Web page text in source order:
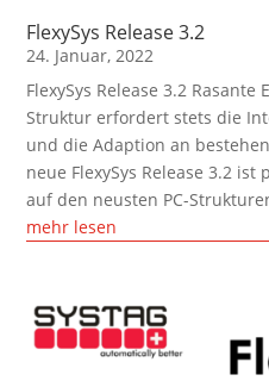
FlexySys Release 3.2
24. Januar, 2022
FlexySys Release 3.2
Struktur erfordert stets die
und die Adaption an
neue FlexySys Release 3.2
auf den neusten PC-
mehr lesen